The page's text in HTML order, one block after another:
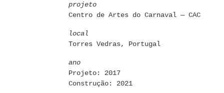
projeto
Centro de Artes do Carnaval — CAC
local
Torres Vedras, Portugal
ano
Projeto: 2017
Construção: 2021